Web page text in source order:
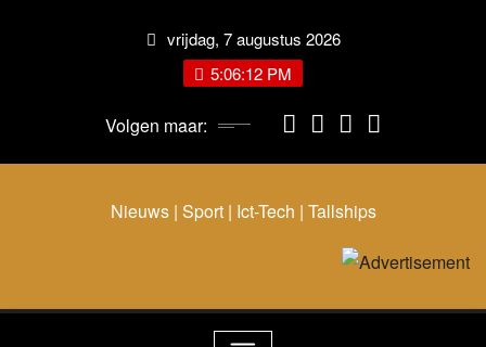
vrijdag, 7 augustus 2026
5:06:12 PM
Volgen maar:
Nieuws | Sport | Ict-Tech | Tallships